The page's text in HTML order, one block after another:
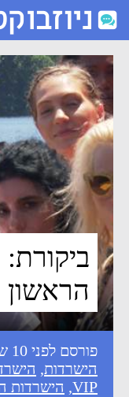
ביקורת: הישרדות הפרק
הראשון
פורסם לפני 10 שנים עם התגיות
הישרדות,
VIP
, הישרדות